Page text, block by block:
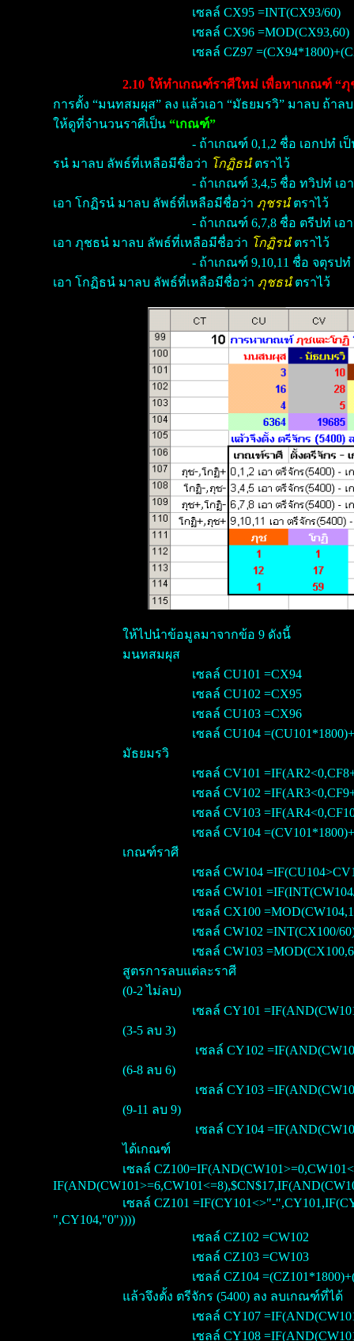
เซลล์ CX95 =INT(CX93/60)
เซลล์ CX96 =MOD(CX93,60)
เซลล์ CZ97
2.10 ให้ทำเกณฑ์ราศีใหม่ เพื่อหาเกณฑ์ “
การตั้ง “มนทสมผุส” ลง แล้วเอา “มัธยมรวิ” มาลบ ถ้าล
ให้ดูที่จำนวนราศีเป็น “เกณฑ์”
- ถ้าเกณฑ์ 0,1,2 ชื่อ เอกปทํ เ
รนํ มาลบ ลัพธ์ที่เหลือมีชื่อว่า โกฏิธนํตราไว้
- ถ้าเกณฑ์ 3,4,5 ชื่อ ทวิปทํ เอ
เอา โกฏิรนํ มาลบ ลัพธ์ที่เหลือมีชื่อว่า ภุชรนํตราไว้
- ถ้าเกณฑ์ 6,7,8 ชื่อ ตรีปทํ เอ
เอา ภุชธนํ มาลบ ลัพธ์ที่เหลือมีชื่อว่า โกฏิรนํตราไว้
- ถ้าเกณฑ์ 9,10,11 ชื่อ จตุรปทํ
เอา โกฏิธนํ มาลบ ลัพธ์ที่เหลือมีชื่อว่า ภุชธนํตราไว้
ให้ไปนำข้อมูลมาจากข้อ 9 ดังนี้
มนทสมผุส
เซลล์ CU101 =CX94
เซลล์ CU102 =CX95
เซลล์ CU103 =CX96
เซลล์ CU104
มัธยมรวิ
เซลล์ CV101
เซลล์ CV102
เซลล์ CV103
เซลล์ CV104
เกณฑ์ราศี
เซลล์ CW104
เซลล์ CW101
เซลล์ CX100
เซลล์ CW102 =INT(CX100/
เซลล์ CW103
สูตรการลบแต่ละราศี
(0-2 ไม่ลบ)
เซลล์ CY101
(3-5 ลบ 3)
เซลล์ CY102
(6-8 ลบ 6)
เซลล์ CY103
(9-11 ลบ 9)
เซลล์ CY104
ได้เกณฑ์
เซลล์
เซลล์ CZ101 =IF(CY101<>"-
",CY104,"0"))))
เซลล์ CZ102 =CW102
เซลล์ CZ103 =CW103
เซลล์ CZ104
แล้วจึงตั้ง ตรีจักร (5400) ลง ลบเกณฑ์ที่ได้
เซลล์ CY107
เซลล์ CY108